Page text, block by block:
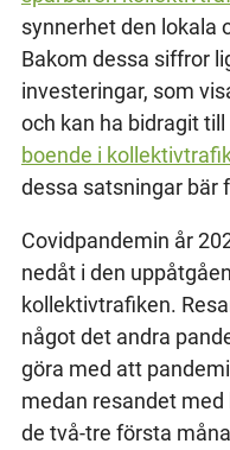
synnerhet den lokala
Bakom dessa siffror
investeringar, som
och kan ha bidragit
boende i
dessa satsningar bär
Covidpandemin år
nedåt i den
kollektivtrafiken.
något det andra
göra med att
medan resandet
de två-tre första